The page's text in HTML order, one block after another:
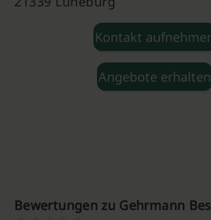
Kontakt
Angebote erhalten
Bewertungen zu Gehrmann